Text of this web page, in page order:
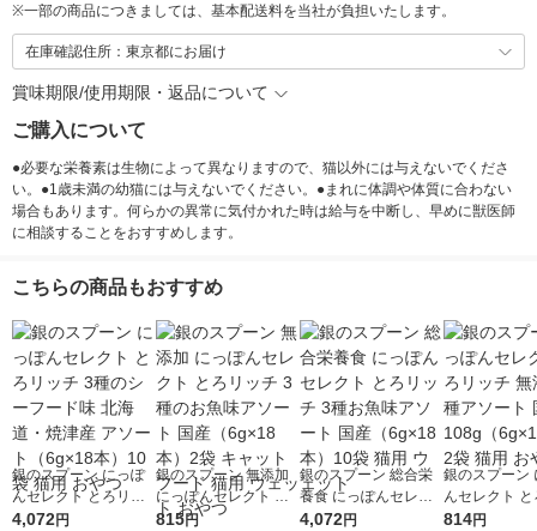
※一部の商品につきましては、基本配送料を当社が負担いたします。
在庫確認住所：東京都にお届け
賞味期限/使用期限・返品について
ご購入について
●必要な栄養素は生物によって異なりますので、猫以外には与えないでくださ
い。●1歳未満の幼猫には与えないでください。●まれに体調や体質に合わない
場合もあります。何らかの異常に気付かれた時は給与を中断し、早めに獣医師
に相談することをおすすめします。
こちらの商品もおすすめ
銀のスプーン にっぽ
んセレクト とろリッ
チ 3種のシーフード味
4,072円
銀のスプーン 無添加
にっぽんセレクト と
ろリッチ 3種のお魚味
815円
銀のスプーン 総合栄
養食 にっぽんセレク
ト とろリッチ 3種お
4,072円
銀のスプーン
んセレクト
チ 無添加 3種
814円